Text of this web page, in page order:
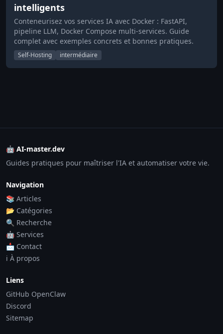
intelligents
Conteneurisez vos services IA avec Docker : FastAPI,
pipeline LLM, Docker Compose multi-services. Guide
complet avec exemples concrets et bonnes pratiques.
Self-Hosting intermédiaire
🤖 AI-master.dev
Guides pratiques pour maîtriser l'IA et automatiser votre vie.
Navigation
📚 Articles
📂 Catégories
🔍 Recherche
🤖 Services
📩 Contact
ℹ️ À propos
Liens
GitHub OpenClaw
Discord
Sitemap